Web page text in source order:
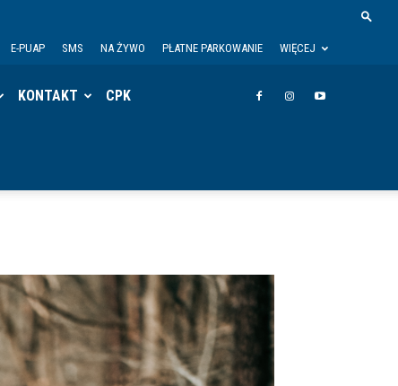
E-PUAP SMS NA ŻYWO PŁATNE PARKOWANIE WIĘCEJ
KONTAKT CPK